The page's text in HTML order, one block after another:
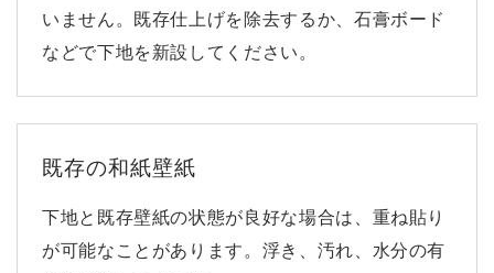
いません。既存仕上げを除去するか、石膏ボード
などで下地を新設してください。
既存の和紙壁紙
下地と既存壁紙の状態が良好な場合は、重ね貼り
が可能なことがあります。浮き、汚れ、水分の有